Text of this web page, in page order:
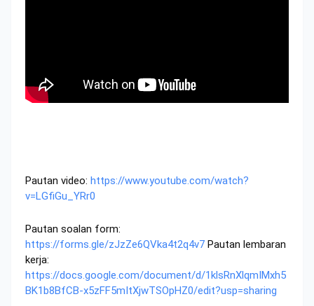
Pautan video: https://www.youtube.com/watch?
v=LGfiGu_YRr0
Pautan soalan form:
https://forms.gle/zJzZe6QVka4t2q4v7 Pautan lembaran
kerja:
https://docs.google.com/document/d/1klsRnXlqmIMxh5
BK1b8BfCB-x5zFF5mItXjwTSOpHZ0/edit?usp=sharing